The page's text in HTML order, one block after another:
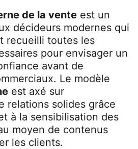
de la vente est un
décideurs modernes qui
recueilli toutes les
pour envisager un
avant de
Le modèle
est axé sur
relations solides grâce
à la sensibilisation des
moyen de contenus
les clients.